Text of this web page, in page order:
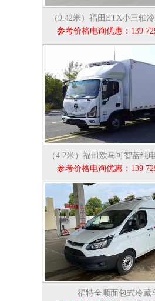
（9.42米）福田ETX小三轴
参考价格电询优惠：139
（4.2米）福田欧马可智蓝纯
参考价格电询优惠：139
福特全顺面包式冷藏